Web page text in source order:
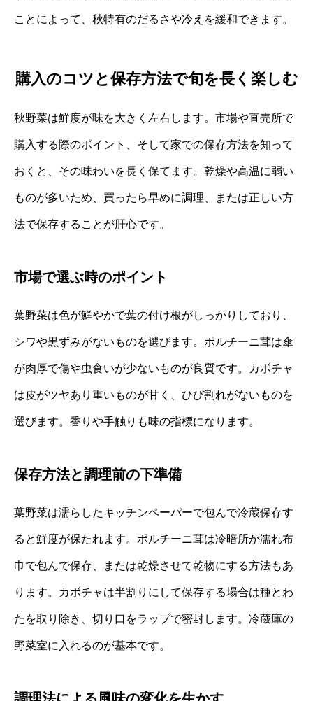
ことによって、秋特有のだるさや冷えを緩和できます。
購入のコツと保存方法で旬を長く楽しむ
秋野菜は鮮度が味を大きく左右します。市場や直売所で
購入する際のポイント、そして家での保存方法を知って
おくと、その味わいを長く保てます。乾燥や高温に弱い
ものが多いため、買ったら早めに調理、または正しい方
法で保存することが肝心です。
市場で選ぶ時のポイント
葉野菜は色が鮮やかで葉の付け根がしっかりしており、
シワや黒ずみがないものを選びます。ポルチーニ茸は傘
が肉厚で傷や虫食いが少ないものが良質です。カボチャ
は皮がツヤあり重いものが甘く、ひび割れがないものを
選びます。香りや手触りも味の指標になります。
保存方法と調理前の下準備
葉野菜は濡らしたキッチンペーパーで包んで冷蔵保存す
ると鮮度が保たれます。ポルチーニ茸は冷暗所か濡れ布
巾で包んで保存、または乾燥させて乾物にする方法もあ
ります。カボチャは半割りにして保存する場合は種とわ
たを取り除き、切り口をラップで密封します。冷蔵庫の
野菜室に入れるのが基本です。